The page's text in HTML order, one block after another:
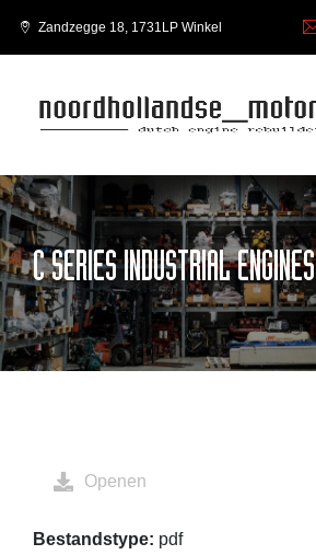
Zandzegge 18, 1731LP Winkel
C SERIES INDUSTRIAL ENGINES
Openen
Bestandstype: pdf